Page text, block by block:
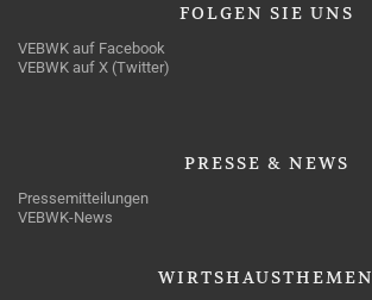
FOLGEN SIE UNS
VEBWK auf Facebook
VEBWK auf X (Twitter)
PRESSE & NEWS
Pressemitteilungen
VEBWK-News
WIRTSHAUSTHEMEN